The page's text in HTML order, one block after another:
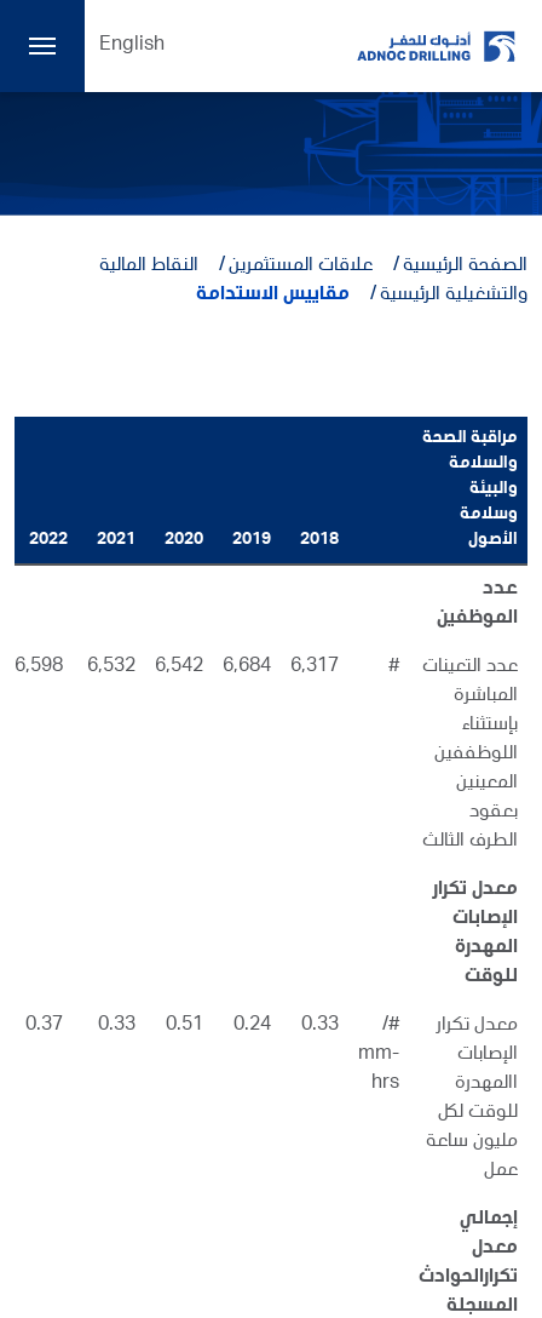
English
الصفحة الرئيسية علاقات المستثمرين
النقاط المالية
والتشغيلية الرئيسية
مقاييس الاستدامة
مراقبة الصحة
والسلامة
والبيئة
وسلامة
الأصول
2018
2019
2020
2021
2022
عدد
الموظفين
عدد التعينات
المباشرة
بإستثناء
اللوظففين
المعينين
بعقود
الطرف الثالث
#
6,317
6,684
6,542
6,532
معدل تكرار
الإصابات
المهدرة
للوقت
معدل تكرار
الإصابات
االمهدرة
للوقت لكل
مليون ساعة
عمل
#/
mm-
hrs
0.33
0.24
0.51
0.33
إجمالي
معدل
تكرارالحوادث
المسجلة